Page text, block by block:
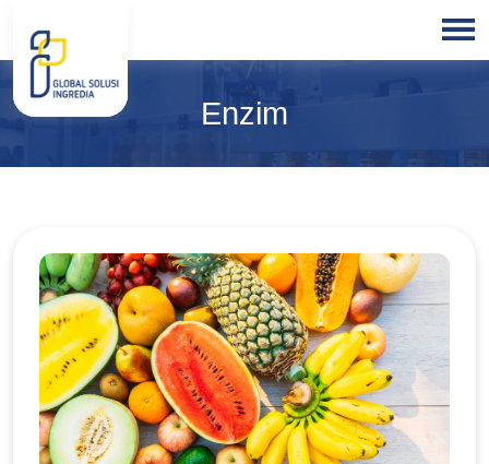
HOME
ABOUT
OUR
PARTNER
OUR
EXPERTISE
FREE
CONSULTATION
Enzim